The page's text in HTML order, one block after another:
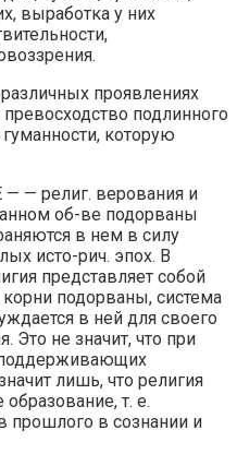
выработка у них
проявлениях
подлинного
которую
религ. верования и
об-ве подорваны
в нем в силу
исто-рич. эпох. В
представляет собой
подорваны, система
в ней для своего
Это не значит, что при
поддерживающих
лишь, что религия
т. е.
прошлого в сознании и